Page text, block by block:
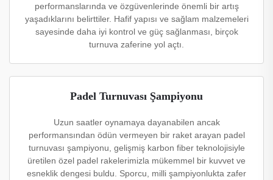
performanslarında ve özgüvenlerinde önemli bir artış
yaşadıklarını belirttiler. Hafif yapısı ve sağlam malzemeleri
sayesinde daha iyi kontrol ve güç sağlanması, birçok
turnuva zaferine yol açtı.
Padel Turnuvası Şampiyonu
Uzun saatler oynamaya dayanabilen ancak
performansından ödün vermeyen bir raket arayan padel
turnuvası şampiyonu, gelişmiş karbon fiber teknolojisiyle
üretilen özel padel rakelerimizla mükemmel bir kuvvet ve
esneklik dengesi buldu. Sporcu, milli şampiyonlukta zafer